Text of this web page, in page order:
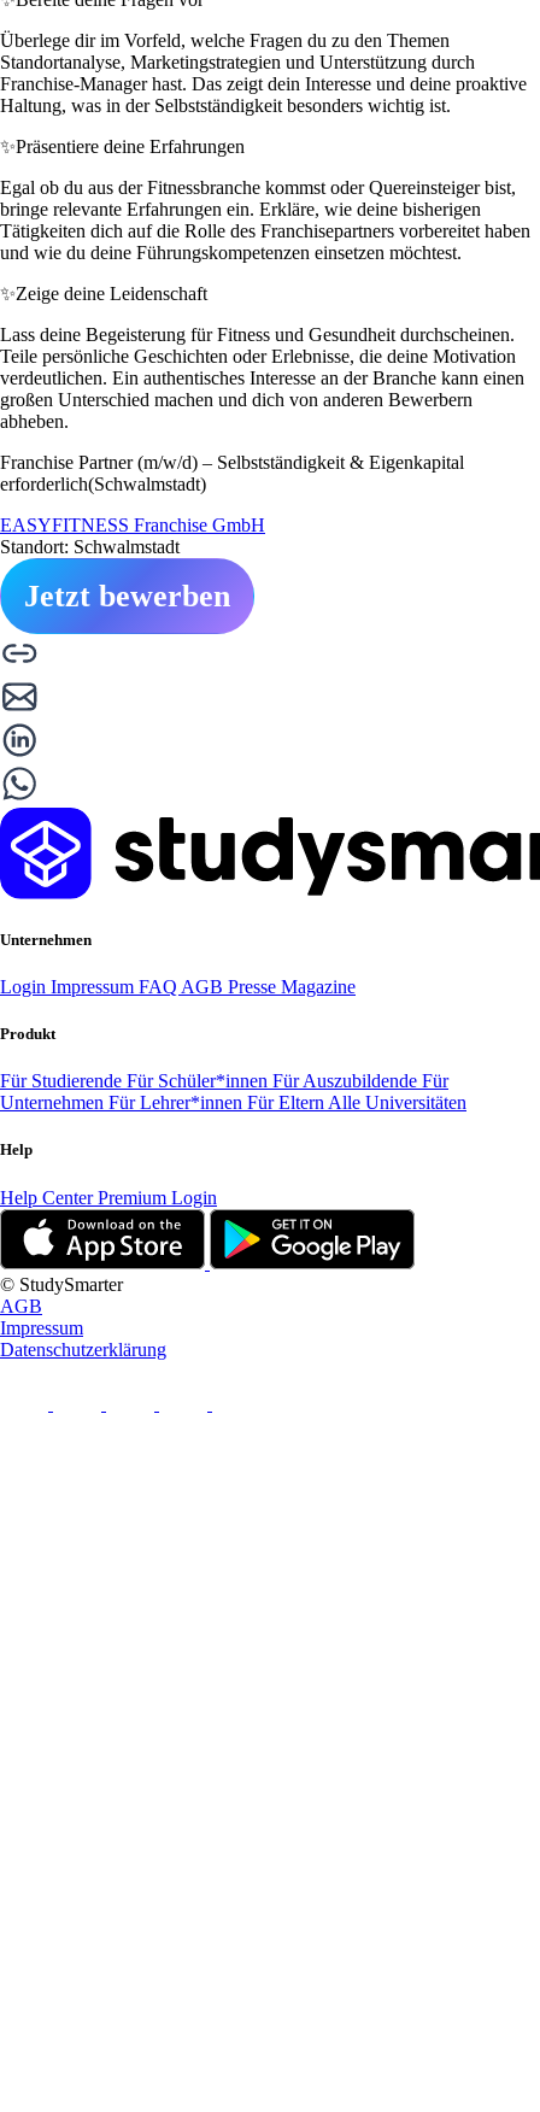
Überlege dir im Vorfeld, welche Fragen du zu den Themen
Standortanalyse, Marketingstrategien und Unterstützung durch
Franchise-Manager hast. Das zeigt dein Interesse und deine proaktive
Haltung, was in der Selbstständigkeit besonders wichtig ist.
✨Präsentiere deine Erfahrungen
Egal ob du aus der Fitnessbranche kommst oder Quereinsteiger bist,
bringe relevante Erfahrungen ein. Erkläre, wie deine bisherigen
Tätigkeiten dich auf die Rolle des Franchisepartners vorbereitet haben
und wie du deine Führungskompetenzen einsetzen möchtest.
✨Zeige deine Leidenschaft
Lass deine Begeisterung für Fitness und Gesundheit durchscheinen.
Teile persönliche Geschichten oder Erlebnisse, die deine Motivation
verdeutlichen. Ein authentisches Interesse an der Branche kann einen
großen Unterschied machen und dich von anderen Bewerbern
abheben.
Franchise Partner (m/w/d) – Selbstständigkeit & Eigenkapital
erforderlich(Schwalmstadt)
EASYFITNESS Franchise GmbH
Standort: Schwalmstadt
Jetzt bewerben
Unternehmen
Login Impressum FAQ AGB Presse Magazine
Produkt
Für Studierende Für Schüler*innen Für Auszubildende Für
Unternehmen Für Lehrer*innen Für Eltern Alle Universitäten
Help
Help CenterPremium Login
© StudySmarter
AGB
Impressum
Datenschutzerklärung